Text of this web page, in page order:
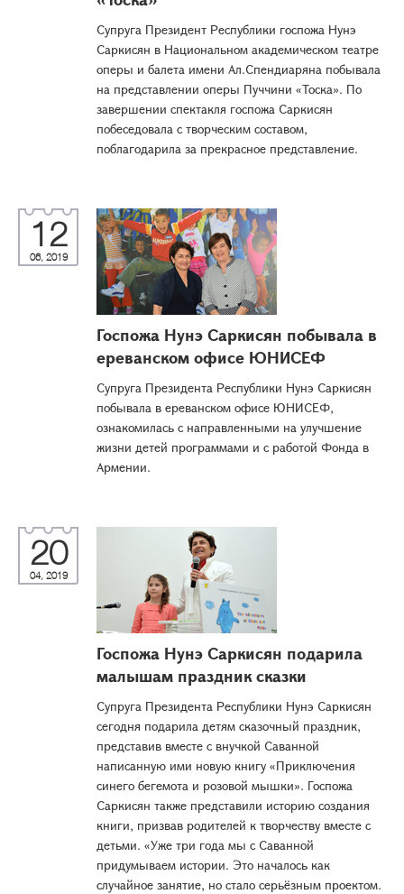
Супруга Президент Республики госпожа Нунэ
Саркисян в Национальном академическом театре
оперы и балета имени Ал.Спендиаряна побывала
на представлении оперы Пуччини «Тоска». По
завершении спектакля госпожа Саркисян
побеседовала с творческим составом,
поблагодарила за прекрасное представление.
12
06, 2019
Госпожа Нунэ Саркисян побывала в
ереванском офисе ЮНИСЕФ
Супруга Президента Республики Нунэ Саркисян
побывала в ереванском офисе ЮНИСЕФ,
ознакомилась с направленными на улучшение
жизни детей программами и с работой Фонда в
Армении.
20
04, 2019
Госпожа Нунэ Саркисян подарила
малышам праздник сказки
Супруга Президента Республики Нунэ Саркисян
сегодня подарила детям сказочный праздник,
представив вместе с внучкой Саванной
написанную ими новую книгу «Приключения
синего бегемота и розовой мышки». Госпожа
Саркисян также представили историю создания
книги, призвав родителей к творчеству вместе с
детьми. «Уже три года мы с Саванной
придумываем истории. Это началось как
случайное занятие, но стало серьёзным проектом.